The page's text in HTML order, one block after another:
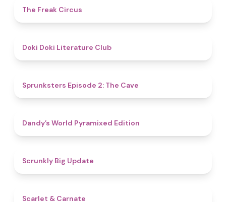
The Freak Circus
Doki Doki Literature Club
Sprunksters Episode 2: The Cave
Dandy’s World Pyramixed Edition
Scrunkly Big Update
Scarlet & Carnate